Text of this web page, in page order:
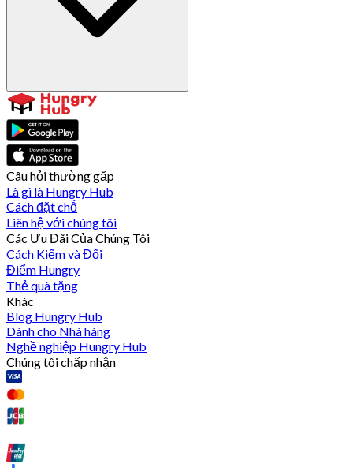
Câu hỏi thường gặp
Là gì là Hungry Hub
Cách đặt chỗ
Liên hệ với chúng tôi
Các Ưu Đãi Của Chúng Tôi
Cách Kiếm và Đổi
Điểm Hungry
Thẻ quà tặng
Khác
Blog Hungry Hub
Dành cho Nhà hàng
Nghề nghiệp Hungry Hub
Chúng tôi chấp nhận